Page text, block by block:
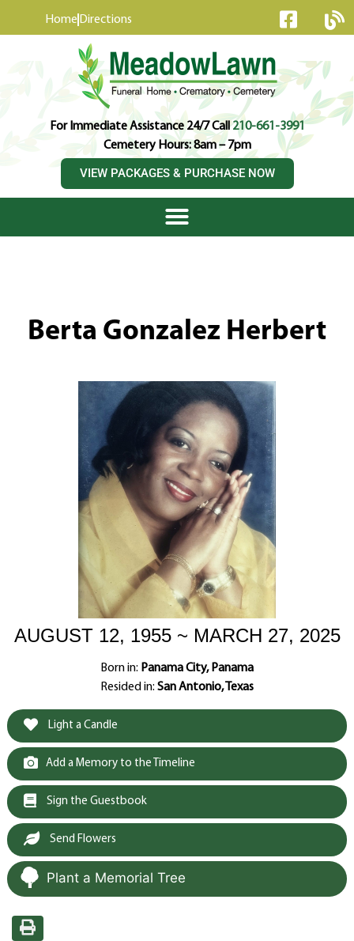
Home Directions
For Immediate Assistance 24/7 Call210-661-3991
Cemetery Hours: 8am – 7pm
VIEW PACKAGES & PURCHASE NOW
Berta Gonzalez Herbert
AUGUST 12, 1955 ~ MARCH 27, 2025
Born in: Panama City, Panama
Resided in: San Antonio, Texas
Light a Candle
Add a Memory to the Timeline
Sign the Guestbook
Send Flowers
Plant a Memorial Tree